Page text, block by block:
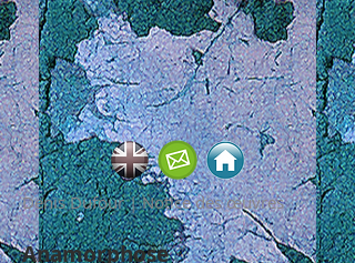
Denis Dufour | Notice des œuvres
Anamorphose